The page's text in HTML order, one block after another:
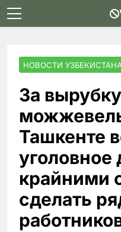
Skip
to
НОВОСТИ УЗБЕКИСТАНА
За вырубку
Ташкенте
уголовное
крайними
сделать